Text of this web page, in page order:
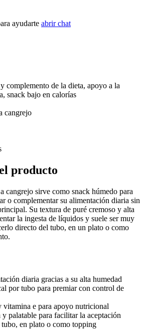
ayudarte abrir chat
complemento de la dieta, apoyo a la
snack bajo en calorías
cangrejo
producto
cangrejo sirve como snack húmedo para
o complementar su alimentación diaria sin
Su textura de puré cremoso y alta
la ingesta de líquidos y suele ser muy
directo del tubo, en un plato o como
diaria gracias a su alta humedad
por tubo para premiar con control de
vitamina e para apoyo nutricional
y palatable para facilitar la aceptación
en plato o como topping